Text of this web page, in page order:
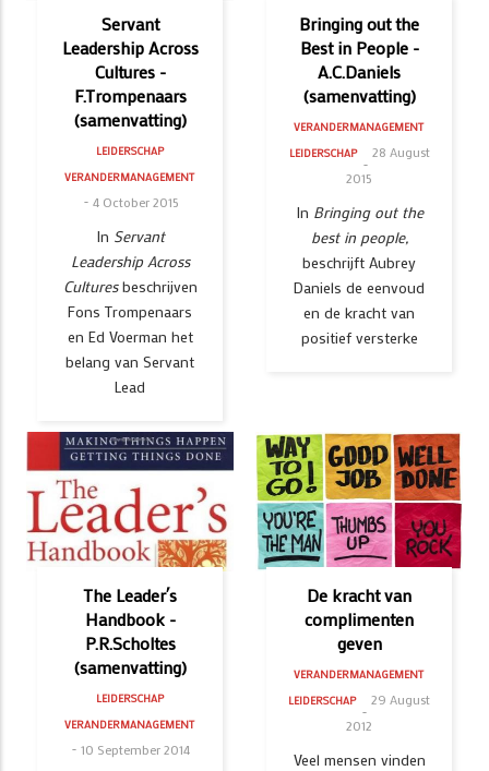
Servant
Leadership Across
Cultures -
F.Trompenaars
(samenvatting)
LEIDERSCHAP
VERANDERMANAGEMENT
4 October 2015
In Servant
Leadership Across
Culturesbeschrijven
Fons Trompenaars
en Ed Voerman het
belang van Servant
Lead
Bringing out the
Best in People -
A.C.Daniels
(samenvatting)
VERANDERMANAGEMENT
LEIDERSCHAP
28 August
2015
In Bringing out the
best in people,
beschrijft Aubrey
Daniels de eenvoud
en de kracht van
positief versterke
The Leader´s
Handbook -
P.R.Scholtes
(samenvatting)
LEIDERSCHAP
VERANDERMANAGEMENT
10 September 2014
De kracht van
complimenten
geven
VERANDERMANAGEMENT
LEIDERSCHAP
29 August
2012
Veel mensen vinden